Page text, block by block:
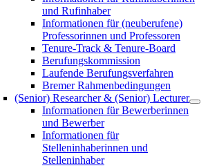
und Rufinhaber
Informationen für (neuberufene)
Professorinnen und Professoren
Tenure-Track & Tenure-Board
Berufungskommission
Laufende Berufungsverfahren
Bremer Rahmenbedingungen
(Senior) Researcher & (Senior) Lecturer
Informationen für Bewerberinnen
und Bewerber
Informationen für
Stelleninhaberinnen und
Stelleninhaber